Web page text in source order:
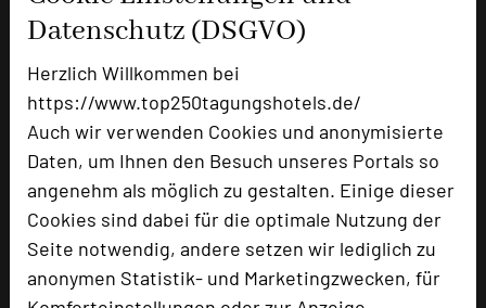
Datenschutz (DSGVO)
Herzlich Willkommen bei
https://www.top250tagungshotels.de/
Auch wir verwenden Cookies und anonymisierte
Daten, um Ihnen den Besuch unseres Portals so
angenehm als möglich zu gestalten. Einige dieser
Cookies sind dabei für die optimale Nutzung der
Seite notwendig, andere setzen wir lediglich zu
anonymen Statistik- und Marketingzwecken, für
Hotel bewerten
Hoteldaten